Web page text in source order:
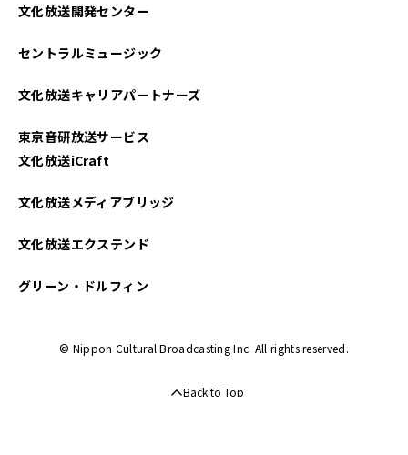
文化放送開発センター
セントラルミュージック
文化放送キャリアパートナーズ
東京音研放送サービス
文化放送iCraft
文化放送メディアブリッジ
文化放送エクステンド
グリーン・ドルフィン
© Nippon Cultural Broadcasting Inc. All rights reserved.
Back to Top